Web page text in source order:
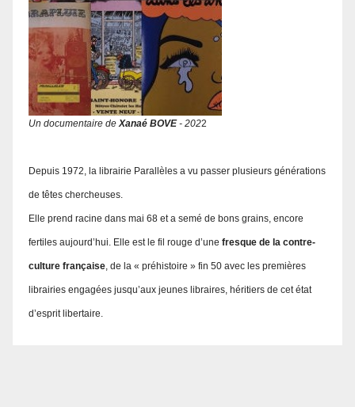
Un documentaire deXanaé BOVE- 2022
Depuis 1972, la librairie Parallèles a vu passer plusieurs générations
de têtes chercheuses.
Elle prend racine dans mai 68 et a semé de bons grains, encore
fertiles aujourd’hui. Elle est le fil rouge d’une fresque de la contre-
culture française, de la « préhistoire » fin 50 avec les premières
librairies engagées jusqu’aux jeunes libraires, héritiers de cet état
d’esprit libertaire.